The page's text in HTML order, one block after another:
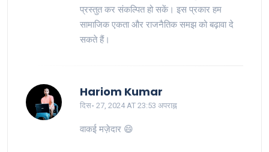
प्रस्तुत कर संकल्पित हो सकें। इस प्रकार हम
सामाजिक एकता और राजनैतिक समझ को बढ़ावा दे
सकते हैं।
Hariom Kumar
दिस॰ 27, 2024 AT 23:53 अपराह्न
वाकई मज़ेदार 😄